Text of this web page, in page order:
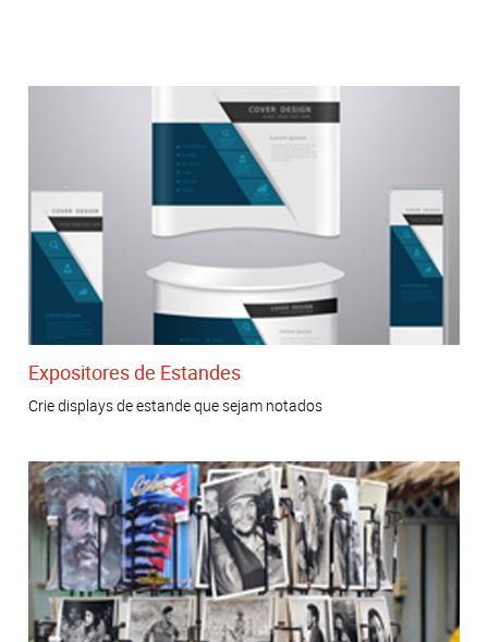
Expositores de Estandes
Crie displays de estande que sejam notados